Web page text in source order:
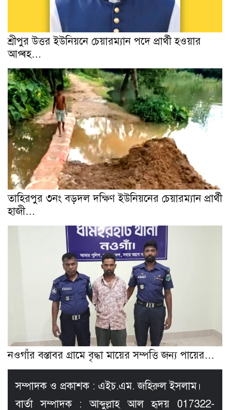
শ্রীপুর উত্তর ইউনিয়নে চেয়ারম্যান পদে প্রার্থী হওয়ার
আগ্ৰহ…
তাহিরপুর ৩নং বড়দল দক্ষিণ ইউনিয়নের চেয়ারম্যান প্রার্থী
হাজী…
নওগাঁর বস্তাবর গ্রামে বৃদ্ধা মায়ের সম্পত্তি জন্য পায়ের…
সম্পাদক ও প্রকাশক : এইচ.এম. জহিরুল ইসলাম।
বার্তা সম্পাদক : আব্দুল্লাহ আল হৃদয় 017322-